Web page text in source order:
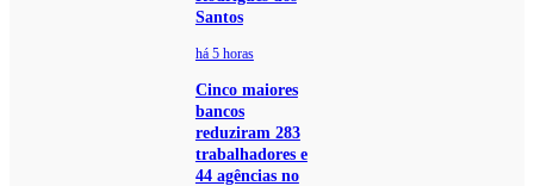
Santos
há 5 horas
Cinco maiores
bancos
reduziram 283
trabalhadores e
44 agências no